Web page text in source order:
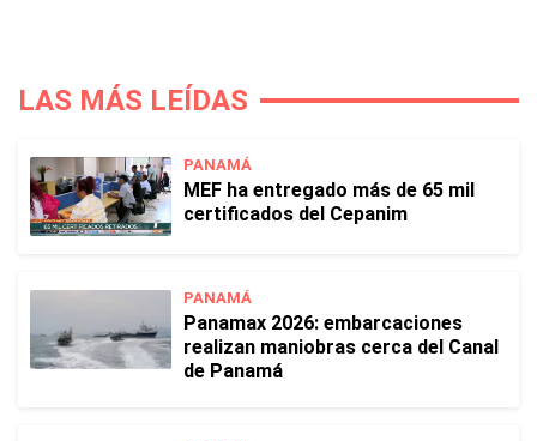
LAS MÁS LEÍDAS
PANAMÁ
MEF ha entregado más de 65 mil
certificados del Cepanim
PANAMÁ
Panamax 2026: embarcaciones
realizan maniobras cerca del Canal
de Panamá